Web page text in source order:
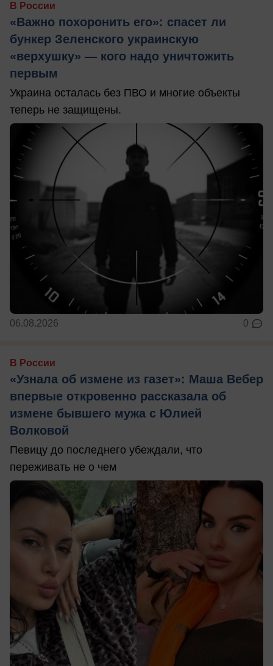
В России
«Важно похоронить его»: спасет ли
бункер Зеленского украинскую
«верхушку» — кого надо уничтожить
первым
Украина осталась без ПВО и многие объекты
теперь не защищены.
06.08.2026 0
В России
«Узнала об измене из газет»: Маша Вебер
впервые откровенно рассказала об
измене бывшего мужа с Юлией
Волковой
Певицу до последнего убеждали, что
переживать не о чем